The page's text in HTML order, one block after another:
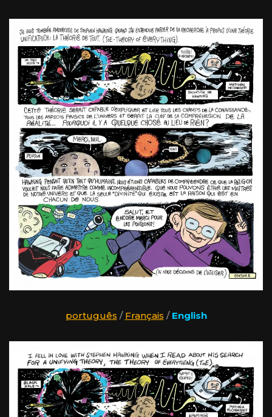
português / Français / English